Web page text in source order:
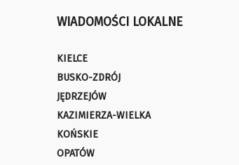
WIADOMOŚCI LOKALNE
KIELCE
BUSKO-ZDRÓJ
JĘDRZEJÓW
KAZIMIERZA-WIELKA
KOŃSKIE
OPATÓW